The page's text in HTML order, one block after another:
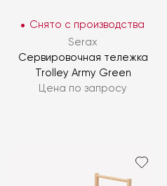
Снято с производства
Serax
Сервировочная тележка
Trolley Army Green
Цена по запросу